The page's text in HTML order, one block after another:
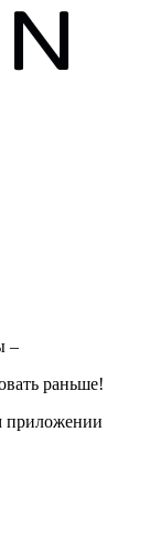
–
раньше!
приложении